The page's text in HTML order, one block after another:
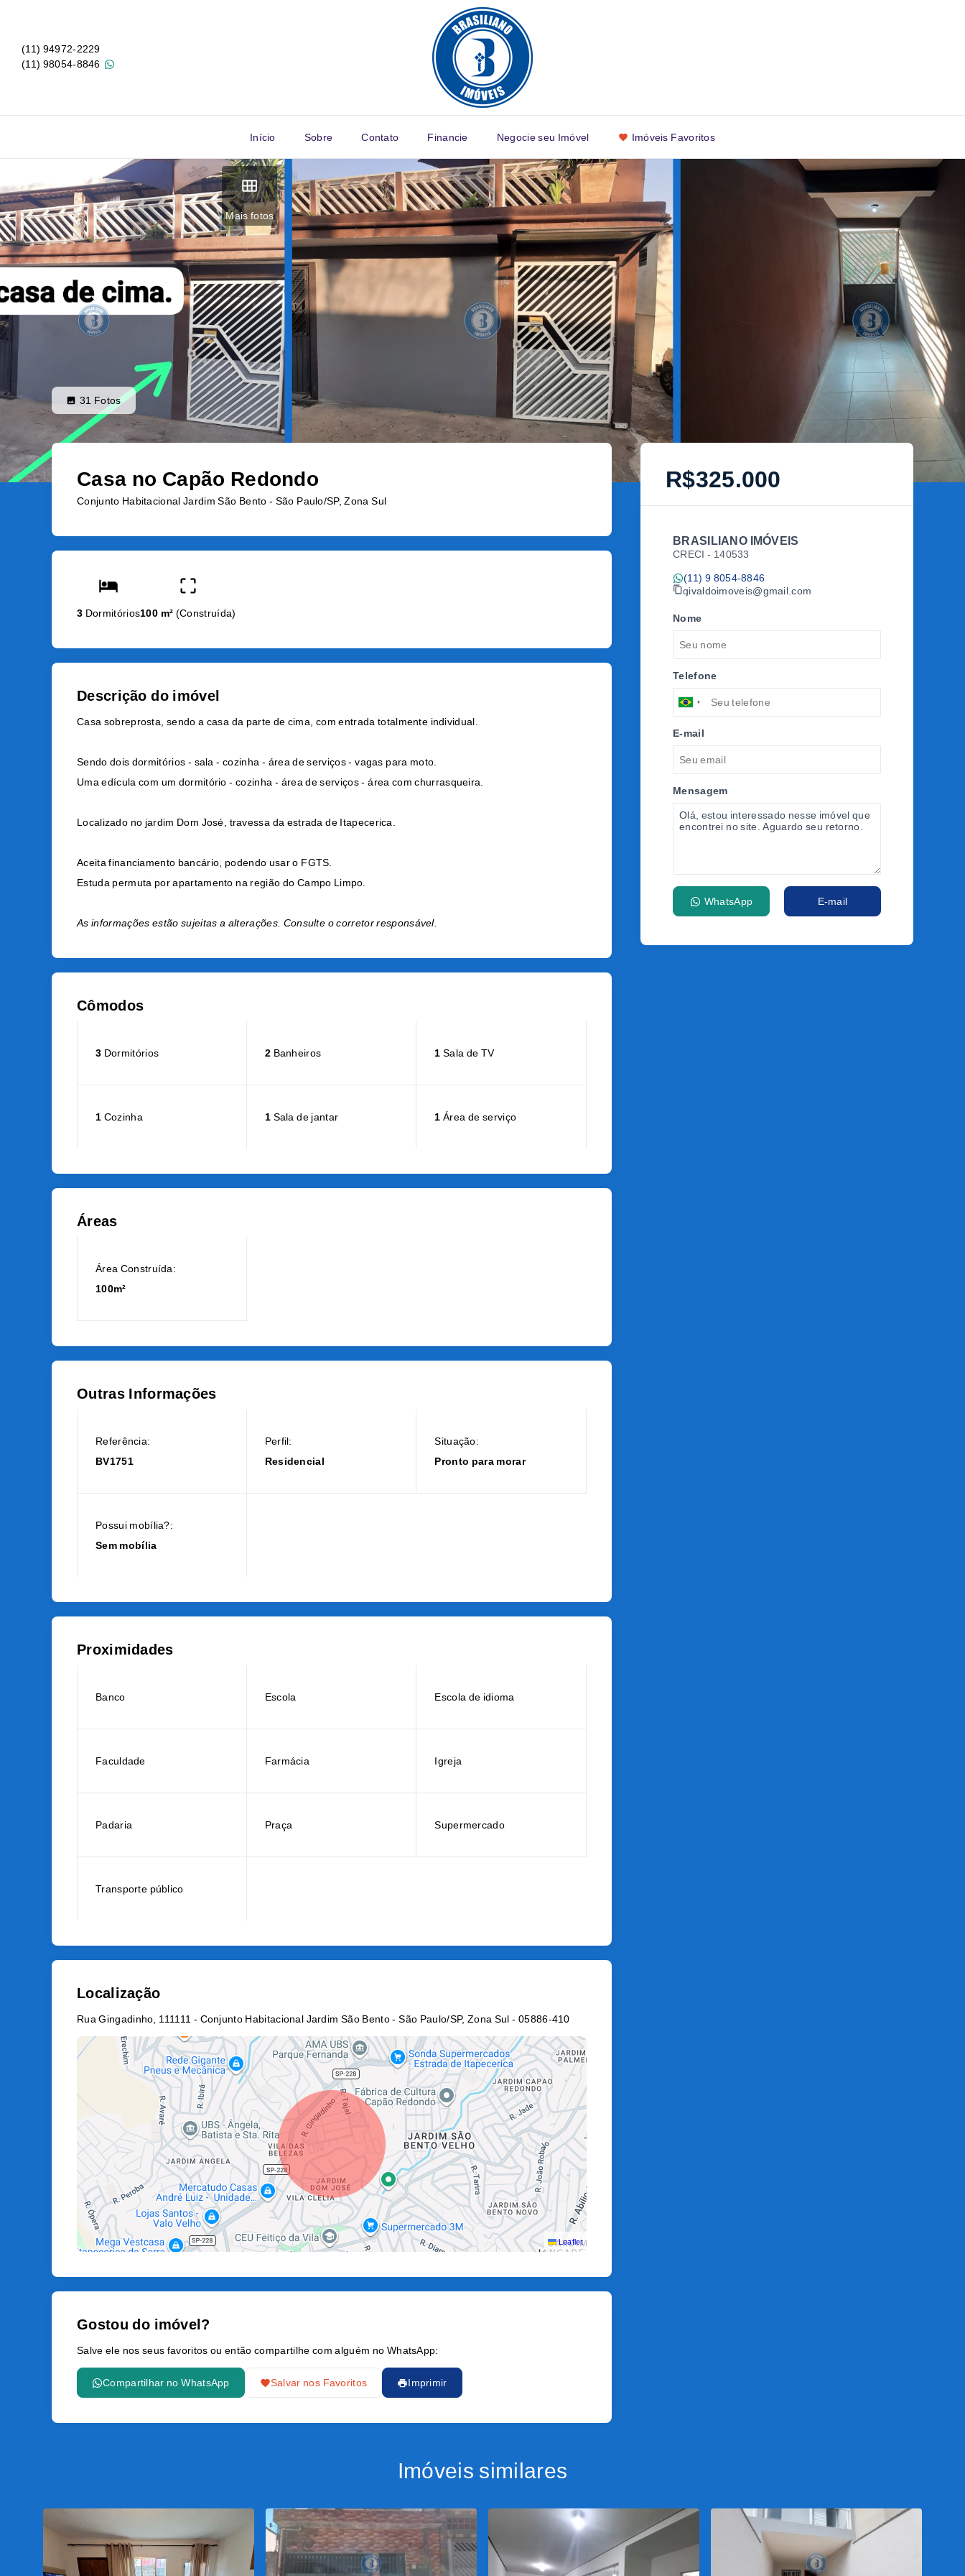
(11) 94972-2229
(11) 98054-8846
Início Sobre Contato Financie Negocie seu Imóvel Imóveis Favoritos
Mais fotos
31 Fotos
Casa no Capão Redondo
Conjunto Habitacional Jardim São Bento - São Paulo/SP, Zona Sul
3 Dormitórios100 m² (Construída)
Descrição do imóvel
Casa sobreprosta, sendo a casa da parte de cima, com entrada totalmente individual.
Sendo dois dormitórios - sala - cozinha - área de serviços - vagas para moto.
Uma edícula com um dormitório - cozinha - área de serviços - área com churrasqueira.
Localizado no jardim Dom José, travessa da estrada de Itapecerica.
Aceita financiamento bancário, podendo usar o FGTS.
Estuda permuta por apartamento na região do Campo Limpo.
As informações estão sujeitas a alterações. Consulte o corretor responsável.
Cômodos
3 Dormitórios 2Banheiros 1 Sala de TV
1 Cozinha 1Sala de jantar 1 Área de serviço
Áreas
Área Construída:
100m²
Outras Informações
Referência:
BV1751
Perfil:
Residencial
Situação:
Pronto para morar
Possui mobília?:
Sem mobília
Proximidades
Banco Escola Escola de idioma
Faculdade Farmácia Igreja
Padaria Praça Supermercado
Transporte público
Localização
Rua Gingadinho, 111111 - Conjunto Habitacional Jardim São Bento - São Paulo/SP, Zona Sul - 05886-410
Leaflet
Gostou do imóvel?
Salve ele nos seus favoritos ou então compartilhe com alguém no WhatsApp:
Compartilhar no WhatsApp Salvar nos Favoritos Imprimir
R$325.000
BRASILIANO IMÓVEIS
CRECI - 140533
(11) 9 8054-8846
givaldoimoveis@gmail.com
Nome
Telefone
E-mail
Mensagem
WhatsApp E-mail
Imóveis similares